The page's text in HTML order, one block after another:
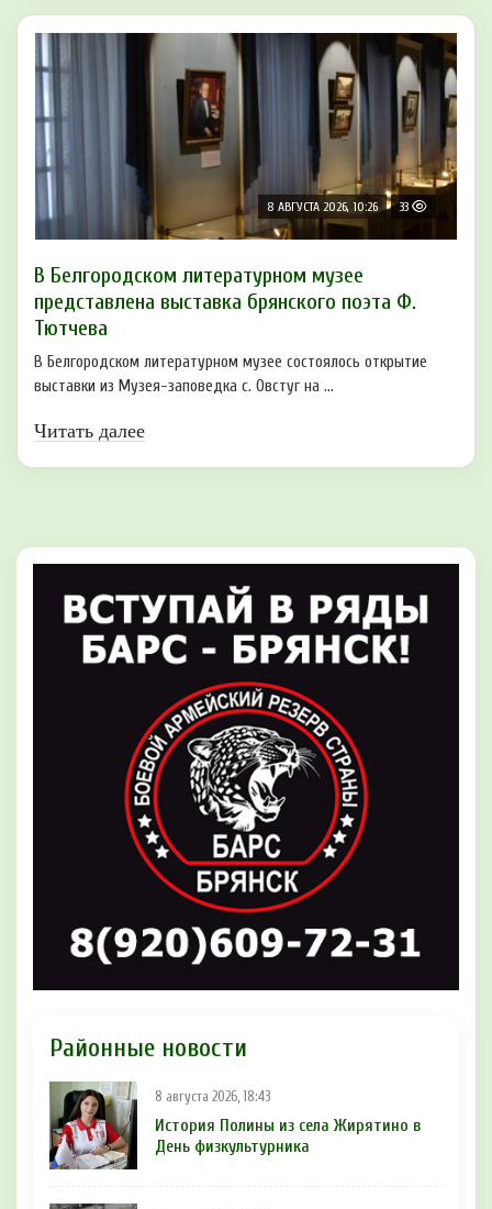
8 АВГУСТА 2026, 10:26 33
В Белгородском литературном музее
представлена выставка брянского поэта Ф.
Тютчева
В Белгородском литературном музее состоялось открытие
выставки из Музея-заповедка с. Овстуг на ...
Читать далее
Районные новости
8 августа 2026, 18:43
История Полины из села Жирятино в
День физкультурника